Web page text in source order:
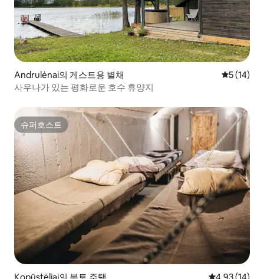
Andrulėnai의 게스트용 별채 평점 5점
5 (14)
사우나가 있는 평화로운 호수 휴양지
슈퍼호스트
슈퍼호스트